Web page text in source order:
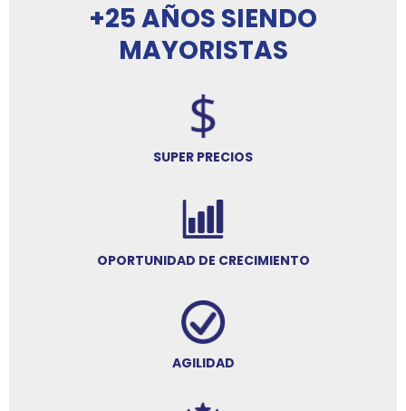
+25 AÑOS SIENDO
MAYORISTAS
SUPER PRECIOS
OPORTUNIDAD DE CRECIMIENTO
AGILIDAD